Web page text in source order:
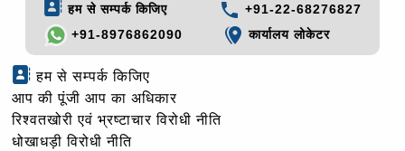
हम से सम्पर्क किजिए
+91-22-68276827
+91-8976862090
कार्यालय लोकेटर
हम से सम्पर्क किजिए
आप की पूंजी आप का अधिकार
रिश्वतखोरी एवं भ्रष्टाचार विरोधी नीति
धोखाधड़ी विरोधी नीति